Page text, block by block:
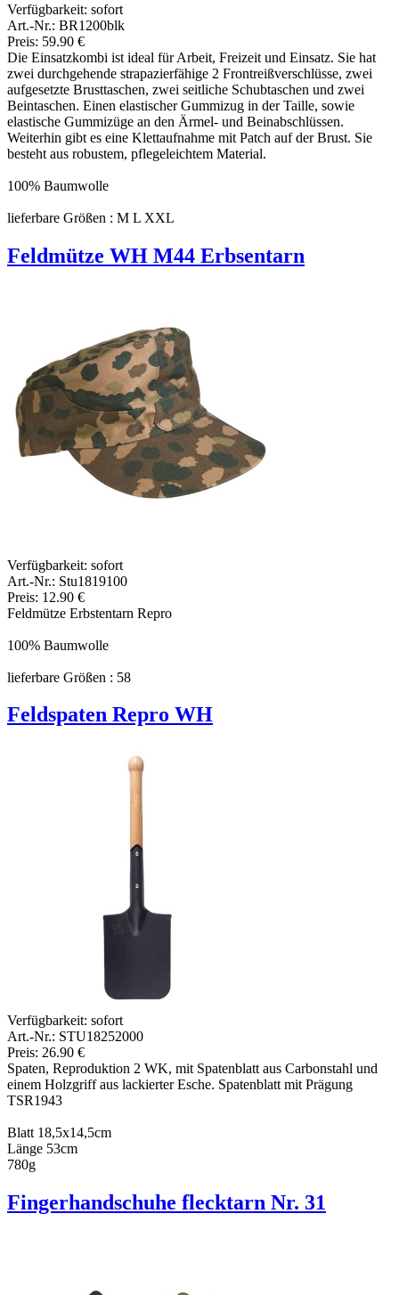
Verfügbarkeit: sofort
Art.-Nr.: BR1200blk
Preis: 59.90 €
Die Einsatzkombi ist ideal für Arbeit, Freizeit und Einsatz. Sie hat
zwei durchgehende strapazierfähige 2 Frontreißverschlüsse, zwei
aufgesetzte Brusttaschen, zwei seitliche Schubtaschen und zwei
Beintaschen. Einen elastischer Gummizug in der Taille, sowie
elastische Gummizüge an den Ärmel- und Beinabschlüssen.
Weiterhin gibt es eine Klettaufnahme mit Patch auf der Brust. Sie
besteht aus robustem, pflegeleichtem Material.
100% Baumwolle
lieferbare Größen : M L XXL
Feldmütze WH M44 Erbsentarn
Verfügbarkeit: sofort
Art.-Nr.: Stu1819100
Preis: 12.90 €
Feldmütze Erbstentarn Repro
100% Baumwolle
lieferbare Größen : 58
Feldspaten Repro WH
Verfügbarkeit: sofort
Art.-Nr.: STU18252000
Preis: 26.90 €
Spaten, Reproduktion 2 WK, mit Spatenblatt aus Carbonstahl und
einem Holzgriff aus lackierter Esche. Spatenblatt mit Prägung
TSR1943
Blatt 18,5x14,5cm
Länge 53cm
780g
Fingerhandschuhe flecktarn Nr. 31